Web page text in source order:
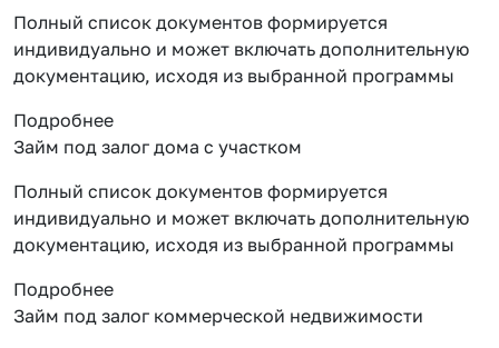
Полный список документов формируется
индивидуально и может включать дополнительную
документацию, исходя из выбранной программы
Подробнее
Займ под залог дома с участком
Полный список документов формируется
индивидуально и может включать дополнительную
документацию, исходя из выбранной программы
Подробнее
Займ под залог коммерческой недвижимости